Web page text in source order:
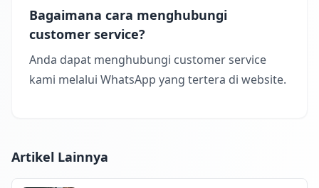
Bagaimana cara menghubungi
customer service?
Anda dapat menghubungi customer service
kami melalui WhatsApp yang tertera di website.
Artikel Lainnya